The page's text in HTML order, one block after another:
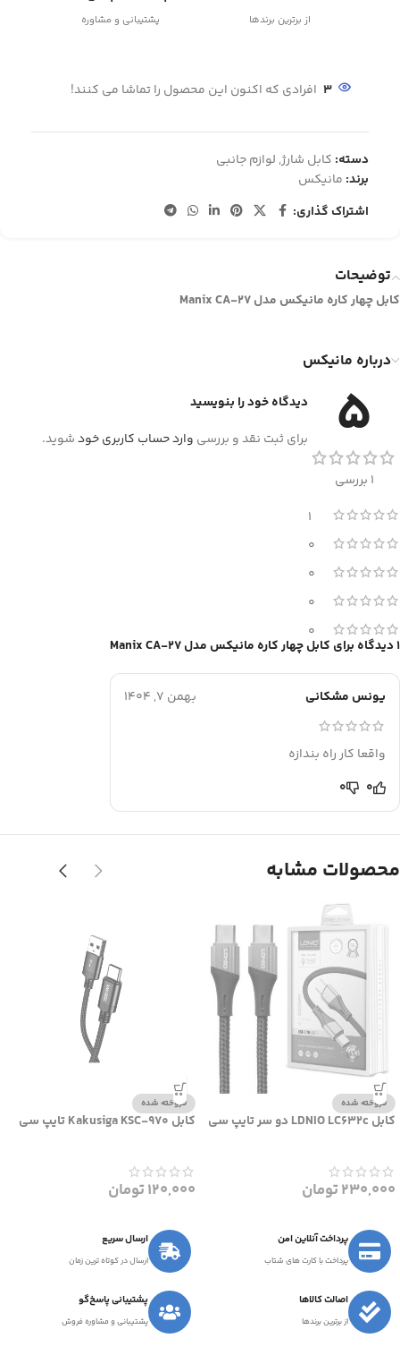
از برترین برندها پشتیبانی و مشاوره
3 افرادی که اکنون این محصول را تماشا می کنند!
دسته: کابل شارژ, لوازم جانبی
برند: مانیکس
اشتراک گذاری:
توضیحات
کابل چهار کاره مانیکس مدل Manix CA-27
درباره مانیکس
5
1 بررسی
1
0
0
0
0
1 دیدگاه برای کابل چهار کاره مانیکس مدل Manix CA-27
یونس مشکانی بهمن 7, 1404
واقعا کار راه بندازه
0
0
دیدگاه خود را بنویسید
برای ثبت نقد و بررسی وارد حساب کاربری خودشوید.
محصولات مشابه
فروخته شده
کابل LDNIO LC632c دو سر تایپ سی
230,000تومان
فروخته شده
کابل Kakusiga KSC-970 تایپ سی
120,000تومان
پرداخت آنلاین امن
پرداخت با کارت های شتاب
ارسال سریع
ارسال در کوتاه ترین زمان
اصالت کالاها
از برترین برندها
پشتیبانی پاسخ‌گو
پشتیبانی و مشاوره فروش